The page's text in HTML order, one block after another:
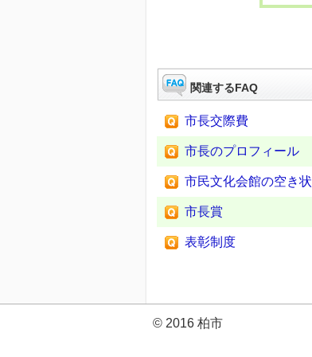
関連するFAQ
市長交際費
市長のプロフィール
市民文化会館の空き
市長賞
表彰制度
© 2016 柏市